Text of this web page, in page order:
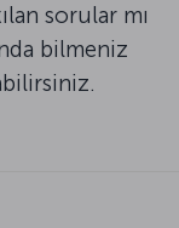
sorular mı
bilmeniz